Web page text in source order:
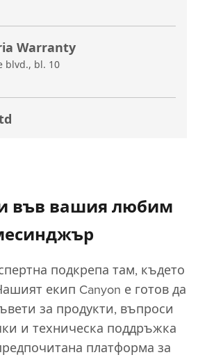
Warranty
blvd., bl. 10
Str.
във вашия любим
подкрепа там, където
екип Canyon е готов да
за продукти, въпроси
и техническа поддръжка
платформа за